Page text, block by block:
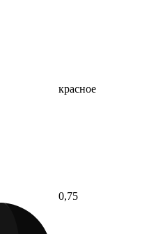
красное
0,75